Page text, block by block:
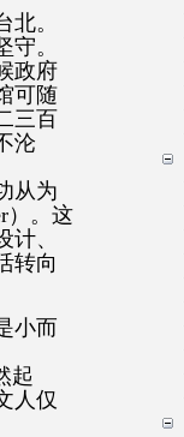
。
。
政府
可随
三百
沦
从为
）。这
、
转向
小而
起
人仅